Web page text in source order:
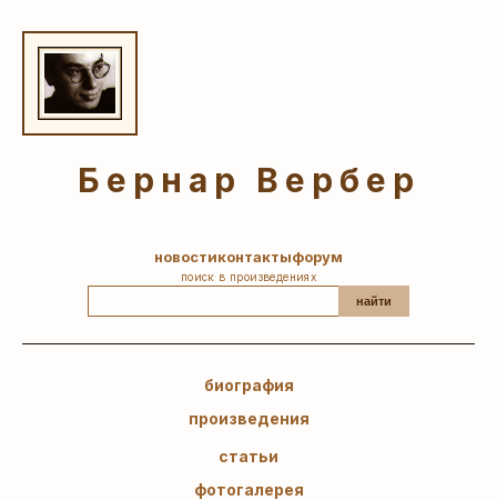
Бернар Вербер
новостиконтактыфорум
поиск в произведениях
найти
биография
произведения
статьи
фотогалерея